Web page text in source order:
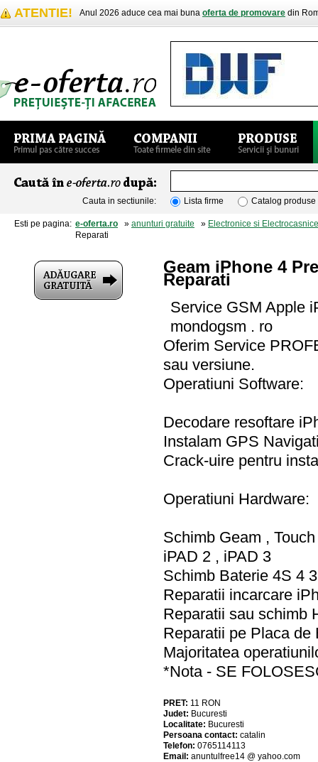
ATENTIE! Anul 2026 aduce cea mai buna oferta de promovare din
Cauta in sectiunile: Lista firme Catalog produse
Esti pe pagina: e-oferta.ro » anunturi gratuite » Electronice si Electrocasnice
Reparati
Geam iPhone 4
Reparati
Service GSM Apple
mondogsm . ro
Oferim Service
sau versiune.
Operatiuni Software:
Decodare resoftare
Instalam GPS
Crack-uire pentru
Operatiuni Hardware:
Schimb Geam ,
iPAD 2 , iPAD 3
Schimb Baterie 4S 4
Reparatii incarcare
Reparatii sau schimb
Reparatii pe Placa de
Majoritatea
*Nota - SE
PRET: 11 RON
Judet: Bucuresti
Localitate: Bucuresti
Persoana contact: catalin
Telefon: 0765114113
Email: anuntulfree14 @ yahoo.com